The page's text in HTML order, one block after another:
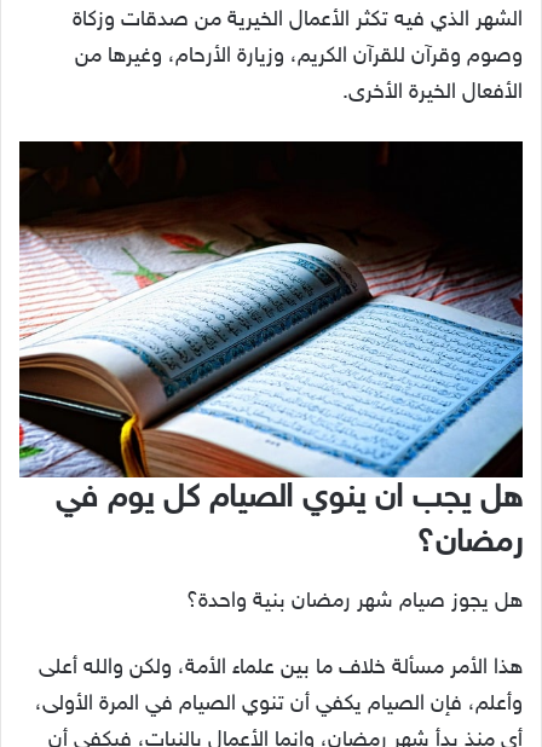
الشهر الذي فيه تكثر الأعمال الخيرية من صدقات وزكاة
وصوم وقرآن للقرآن الكريم، وزيارة الأرحام، وغيرها من
الأفعال الخيرة الأخرى.
هل يجب ان ينوي الصيام كل يوم في
رمضان؟
هل يجوز صيام شهر رمضان بنية واحدة؟
هذا الأمر مسألة خلاف ما بين علماء الأمة، ولكن والله أعلى
وأعلم، فإن الصيام يكفي أن تنوي الصيام في المرة الأولى،
أي منذ بدأ شهر رمضان، وإنما الأعمال بالنيات، فيكفي أن